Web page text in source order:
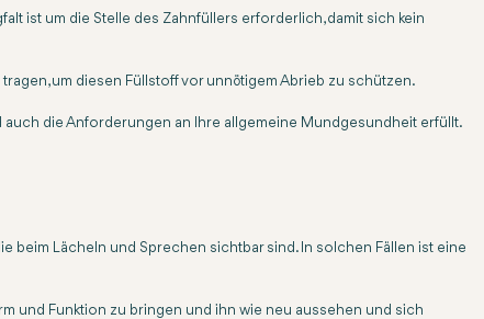
ist um die Stelle des Zahnfüllers erforderlich, damit sich kein
um diesen Füllstoff vor unnötigem Abrieb zu schützen.
die Anforderungen an Ihre allgemeine Mundgesundheit erfüllt.
beim Lächeln und Sprechen sichtbar sind. In solchen Fällen ist eine
und Funktion zu bringen und ihn wie neu aussehen und sich